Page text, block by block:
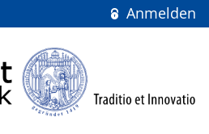
Anmelden